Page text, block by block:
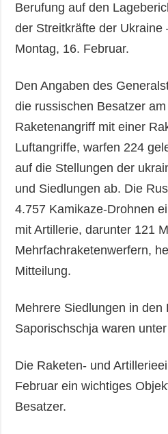
Berufung auf den
der Streitkräfte der Ukraine
Montag, 16. Februar.
Den Angaben des
die russischen Besatzer
Raketenangriff mit einer
Luftangriffe, warfen 224
auf die Stellungen der
und Siedlungen ab. Die
4.757 Kamikaze-Drohnen
mit Artillerie, darunter 121
Mehrfachraketenwerfern,
Mitteilung.
Mehrere Siedlungen in den
Saporischschja waren
Die Raketen- und
Februar ein wichtiges
Besatzer.